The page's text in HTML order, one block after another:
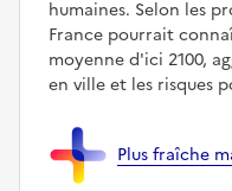
humaines. Selon les
France pourrait
moyenne d'ici 2100,
en ville et les risques
Plus fraîche